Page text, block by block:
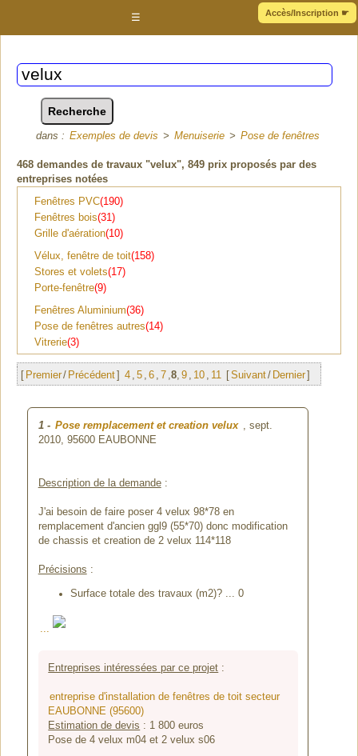
Accès/Inscription ☛
☰
dans : Exemples de devis > Menuiserie > Pose de fenêtres
468 demandes de travaux "velux", 849 prix proposés par des
entreprises notées
Fenêtres PVC(190)
Fenêtres bois(31)
Grille d'aération(10)
Vélux, fenêtre de toit(158)
Stores et volets(17)
Porte-fenêtre(9)
Fenêtres Aluminium(36)
Pose de fenêtres autres(14)
Vitrerie(3)
Premier/ Précédent 4 , 5 , 6 , 7 ,8, 9 , 10 , 11 Suivant/ Dernier
1- Pose remplacement et creation velux , sept.
2010, 95600 EAUBONNE
Description de la demande:
J'ai besoin de faire poser 4 velux 98*78 en
remplacement d'ancien ggl9 (55*70) donc modification
de chassis et creation de 2 velux 114*118
Précisions :
Surface totale des travaux (m2)? ... 0
...
Entreprises intéressées par ce projet :
entreprise d'installation de fenêtres de toit secteur
EAUBONNE (95600)
Estimation de devis : 1 800 euros
Pose de 4 velux m04 et 2 velux s06